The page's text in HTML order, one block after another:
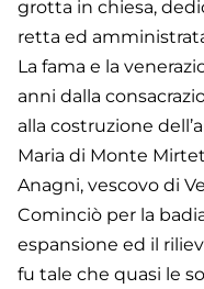
grotta in chiesa,
retta ed
La fama e la
anni dalla
alla costruzione
Maria di Monte
Anagni, vescovo di
Cominciò per la
espansione ed il
fu tale che quasi le